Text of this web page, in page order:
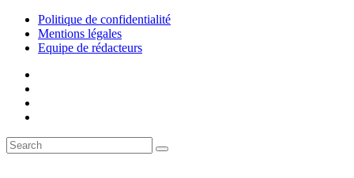
Politique de confidentialité
Mentions légales
Equipe de rédacteurs